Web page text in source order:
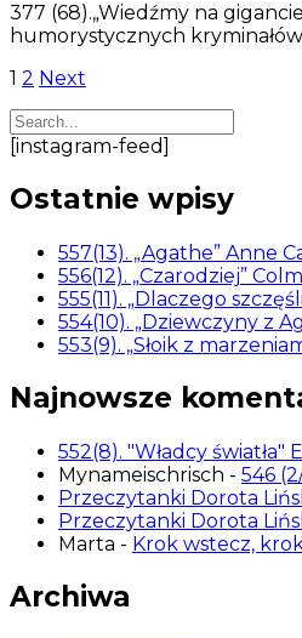
377 (68).„Wiedźmy na
humorystycznych
Stronicowanie
wpisów
1 2 Next
[instagram-feed]
Ostatnie wpisy
557(13). „Agathe” Anne
556(12). „Czarodziej”
555(11). „Dlaczego
554(10). „Dziewczyny z
553(9). „Słoik z
Najnowsze
552(8). "Władcy światła"
Mynameischrisch - 546
Przeczytanki Dorota
Przeczytanki Dorota
Marta - Krok wstecz,
Archiwa